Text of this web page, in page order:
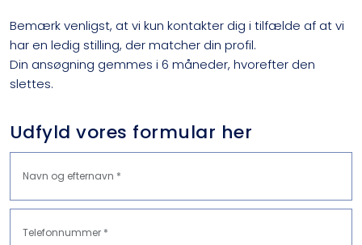
Bemærk venligst, at vi kun kontakter dig i tilfælde af at vi
har en ledig stilling, der matcher din profil.
Din ansøgning gemmes i 6 måneder, hvorefter den
slettes.
​Udfyld vores formular her